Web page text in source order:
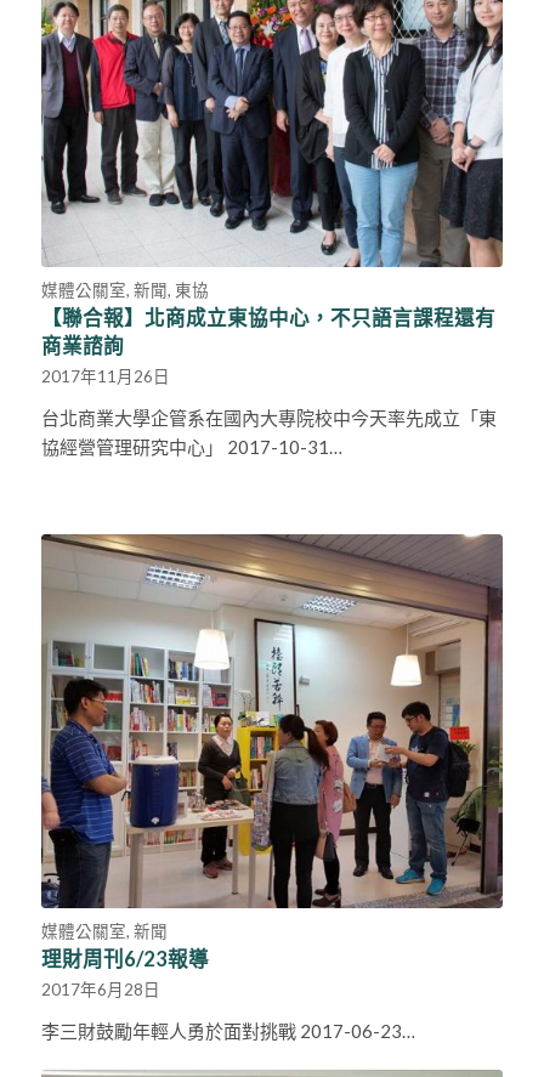
媒體公關室, 新聞, 東協
【聯合報】北商成立東協中心，不只語言課程還有
商業諮詢
2017年11月26日
台北商業大學企管系在國內大專院校中今天率先成立「東
協經營管理研究中心」 2017-10-31…
媒體公關室, 新聞
理財周刊6/23報導
2017年6月28日
李三財鼓勵年輕人勇於面對挑戰 2017-06-23…